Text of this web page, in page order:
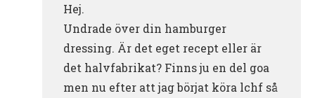
Hej.
Undrade över din hamburger
dressing. Är det eget recept eller är
det halvfabrikat? Finns ju en del goa
men nu efter att jag börjat köra lchf så